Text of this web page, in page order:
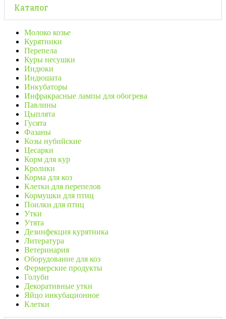
Каталог
Молоко козье
Курятники
Перепела
Куры несушки
Индюки
Индюшата
Инкубаторы
Инфракрасные лампы для обогрева
Павлины
Цыплята
Гусята
Фазаны
Козы нубийские
Цесарки
Корм для кур
Кролики
Корма для коз
Клетки для перепелов
Кормушки для птиц
Поилки для птиц
Утки
Утята
Дезинфекция курятника
Литература
Ветеринария
Оборудование для коз
Фермерские продукты
Голуби
Декоративные утки
Яйцо инкубационное
Клетки